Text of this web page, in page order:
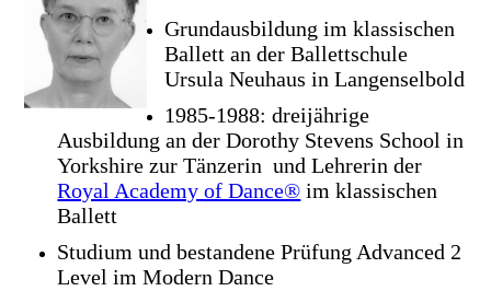
Grundausbildung im klassischen
Ballett an der Ballettschule
Ursula Neuhaus in Langenselbold
1985-1988: dreijährige
Ausbildung an der Dorothy Stevens School in
Yorkshire zur Tänzerin und Lehrerin der
Royal Academy of Dance® imklassischen
Ballett
Studium und bestandene Prüfung Advanced 2
Level im Modern Dance